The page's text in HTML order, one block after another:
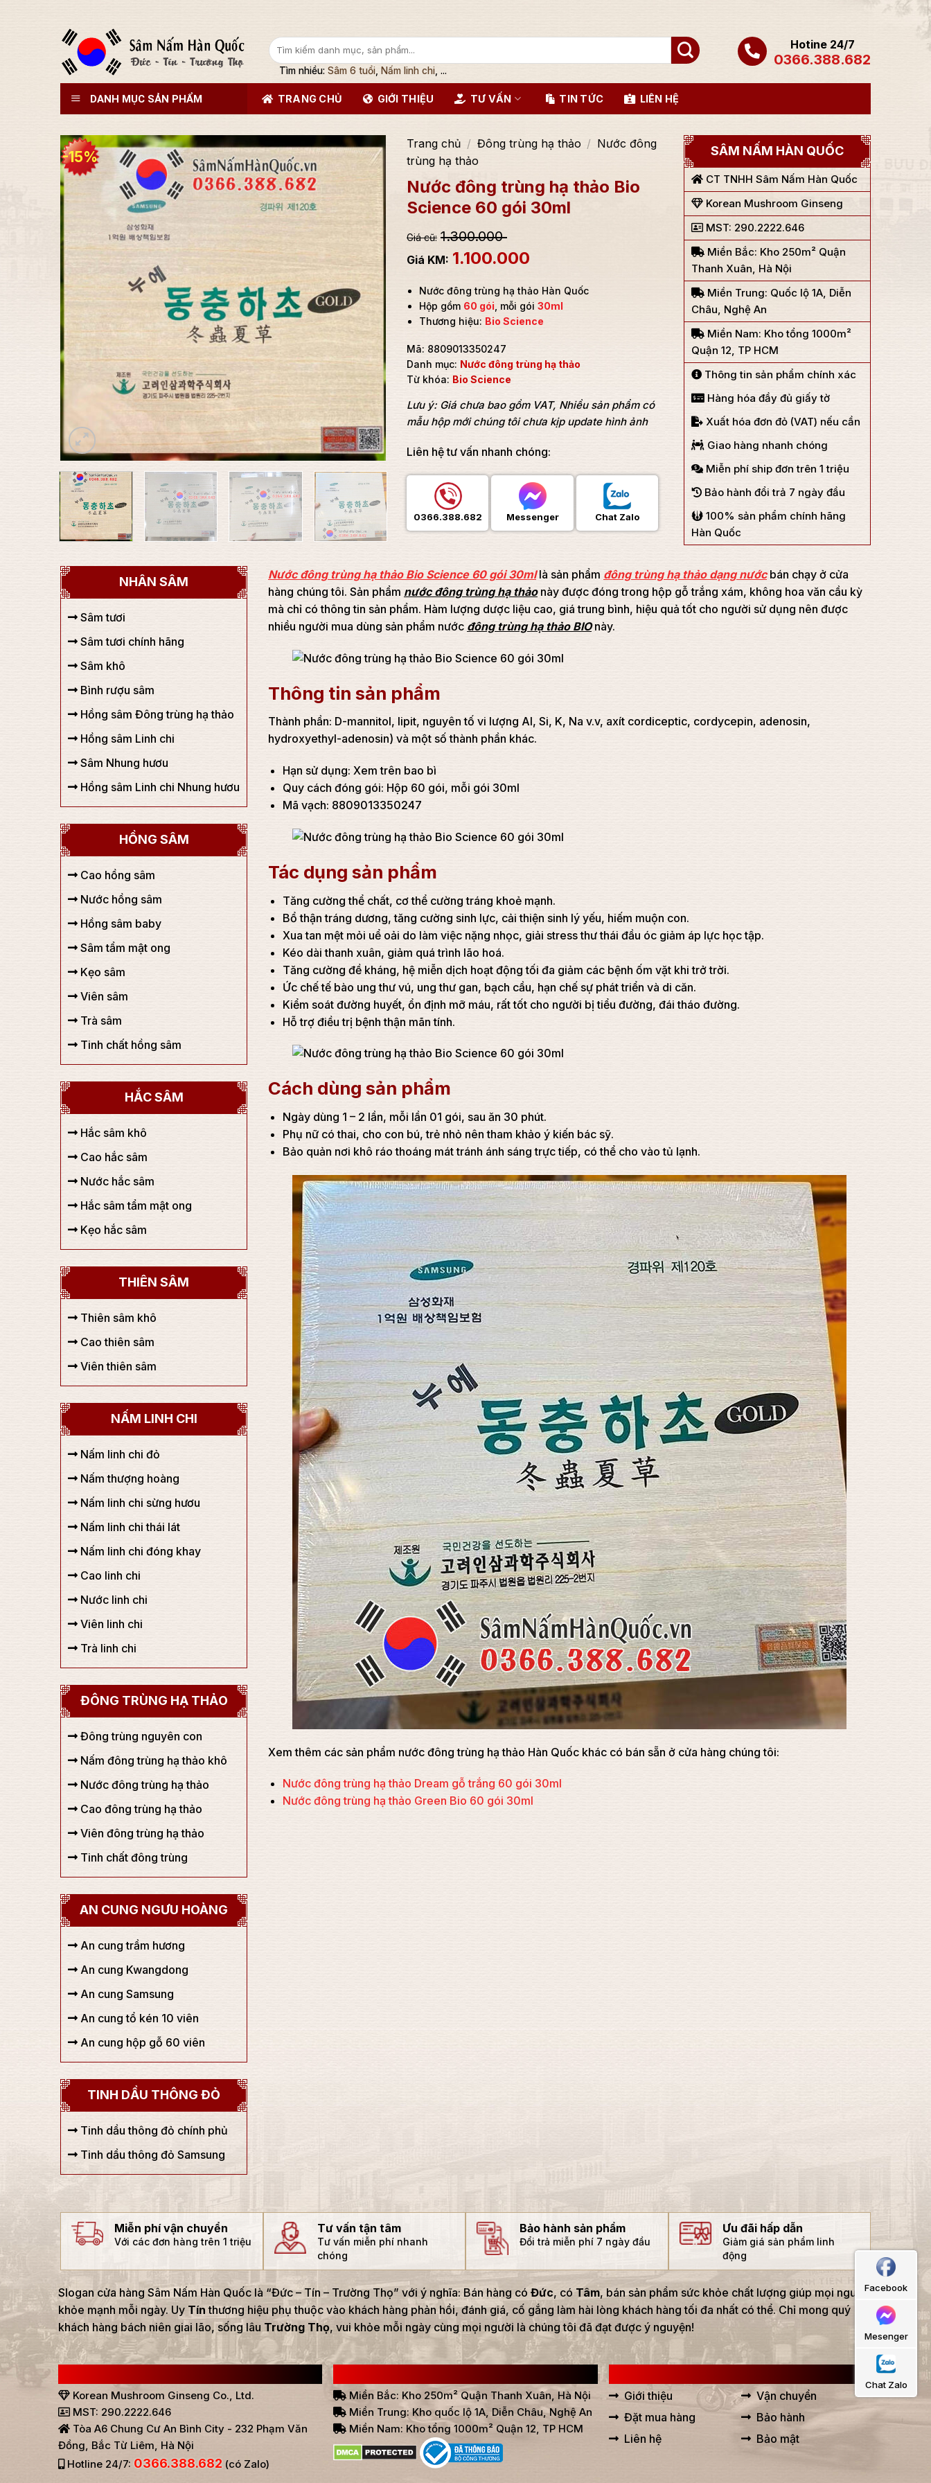
Tìm
kiếm:
Tìm nhiều: Sâm 6 tuổi Nấm linh chi , ...
Hotine 24/7
0366.388.682
DANH MỤC SẢN PHẨM TRANG CHỦ GIỚI THIỆU TƯ VẤN TIN TỨC LIÊN HỆ
-15%
Trang chủ / Đông trùng hạ thảo / Nước đông
trùng hạ thảo
Nước đông trùng hạ thảo Bio
Science 60 gói 30ml
1.300.000
1.100.000
Nước đông trùng hạ thảo Hàn Quốc
Hộp gồm 60 gói , mỗi gói30ml
Thương hiệu: Bio Science
Mã: 8809013350247
Danh mục: Nước đông trùng hạ thảo
Từ khóa: Bio Science
Lưu ý: Giá chưa bao gồm VAT, Nhiều sản phẩm có
mẫu hộp mới chúng tôi chưa kịp update hình ảnh
Liên hệ tư vấn nhanh chóng:
0366.388.682 Messenger Chat Zalo
SÂM NẤM HÀN QUỐC
CT TNHH Sâm Nấm Hàn Quốc
Korean Mushroom Ginseng
MST: 290.2222.646
Miền Bắc: Kho 250m² Quận
Thanh Xuân, Hà Nội
Miền Trung: Quốc lộ 1A, Diễn
Châu, Nghệ An
Miền Nam: Kho tổng 1000m²
Quận 12, TP HCM
Thông tin sản phẩm chính xác
Hàng hóa đầy đủ giấy tờ
Xuất hóa đơn đỏ (VAT) nếu cần
Giao hàng nhanh chóng
Miễn phí ship đơn trên 1 triệu
Bảo hành đổi trả 7 ngày đầu
100% sản phẩm chính hãng
Hàn Quốc
NHÂN SÂM
Sâm tươi
Sâm tươi chính hãng
Sâm khô
Bình rượu sâm
Hồng sâm Đông trùng hạ thảo
Hồng sâm Linh chi
Sâm Nhung hươu
Hồng sâm Linh chi Nhung hươu
HỒNG SÂM
Cao hồng sâm
Nước hồng sâm
Hồng sâm baby
Sâm tẩm mật ong
Kẹo sâm
Viên sâm
Trà sâm
Tinh chất hồng sâm
HẮC SÂM
Hắc sâm khô
Cao hắc sâm
Nước hắc sâm
Hắc sâm tẩm mật ong
Kẹo hắc sâm
THIÊN SÂM
Thiên sâm khô
Cao thiên sâm
Viên thiên sâm
NẤM LINH CHI
Nấm linh chi đỏ
Nấm thượng hoàng
Nấm linh chi sừng hươu
Nấm linh chi thái lát
Nấm linh chi đóng khay
Cao linh chi
Nước linh chi
Viên linh chi
Trà linh chi
ĐÔNG TRÙNG HẠ THẢO
Đông trùng nguyên con
Nấm đông trùng hạ thảo khô
Nước đông trùng hạ thảo
Cao đông trùng hạ thảo
Viên đông trùng hạ thảo
Tinh chất đông trùng
AN CUNG NGƯU HOÀNG
An cung trầm hương
An cung Kwangdong
An cung Samsung
An cung tổ kén 10 viên
An cung hộp gỗ 60 viên
TINH DẦU THÔNG ĐỎ
Tinh dầu thông đỏ chính phủ
Tinh dầu thông đỏ Samsung
Nước đông trùng hạ thảo Bio Science 60 gói 30mllà sản phẩm đông trùng hạ thảo dạng nướcbán chạy ở cửa
hàng chúng tôi. Sản phẩm nước đông trùng hạ thảonày được đóng trong hộp gỗ trắng xám, không hoa văn cầu kỳ
mà chỉ có thông tin sản phẩm. Hàm lượng dược liệu cao, giá trung bình, hiệu quả tốt cho người sử dụng nên được
nhiều người mua dùng sản phẩm nước đông trùng hạ thảo BIOnày.
Thông tin sản phẩm
Thành phần: D-mannitol, lipit, nguyên tố vi lượng Al, Si, K, Na v.v, axít cordiceptic, cordycepin, adenosin,
hydroxyethyl-adenosin) và một số thành phần khác.
Hạn sử dụng: Xem trên bao bì
Quy cách đóng gói: Hộp 60 gói, mỗi gói 30ml
Mã vạch: 8809013350247
Tác dụng sản phẩm
Tăng cường thể chất, cơ thể cường tráng khoẻ mạnh.
Bổ thận tráng dương, tăng cường sinh lực, cải thiện sinh lý yếu, hiếm muộn con.
Xua tan mệt mỏi uể oải do làm việc nặng nhọc, giải stress thư thái đầu óc giảm áp lực học tập.
Kéo dài thanh xuân, giảm quá trình lão hoá.
Tăng cường đề kháng, hệ miễn dịch hoạt động tối đa giảm các bệnh ốm vặt khi trở trời.
Ức chế tế bào ung thư vú, ung thư gan, bạch cầu, hạn chế sự phát triển và di căn.
Kiểm soát đường huyết, ổn định mỡ máu, rất tốt cho người bị tiểu đường, đái tháo đường.
Hỗ trợ điều trị bệnh thận mãn tính.
Cách dùng sản phẩm
Ngày dùng 1 – 2 lần, mỗi lần 01 gói, sau ăn 30 phút.
Phụ nữ có thai, cho con bú, trẻ nhỏ nên tham khảo ý kiến bác sỹ.
Bảo quản nơi khô ráo thoáng mát tránh ánh sáng trực tiếp, có thể cho vào tủ lạnh.
Xem thêm các sản phẩm nước đông trùng hạ thảo Hàn Quốc khác có bán sẵn ở cửa hàng chúng tôi:
Nước đông trùng hạ thảo Dream gỗ trắng 60 gói 30ml
Nước đông trùng hạ thảo Green Bio 60 gói 30ml
Miễn phí vận chuyển
Với các đơn hàng trên 1 triệu
Tư vấn tận tâm
Tư vấn miễn phí nhanh
chóng
Bảo hành sản phẩm
Đổi trả miễn phí 7 ngày đầu
Ưu đãi hấp dẫn
Giảm giá sản phẩm linh
động
Slogan cửa hàng Sâm Nấm Hàn Quốc là “Đức – Tín – Trường Thọ” với ý nghĩa: Bán hàng có Đức, cóTâm, bán sản phẩm sức khỏe chất lượng giúp mọi người
khỏe mạnh mỗi ngày. Uy Tín thương hiệu phụ thuộc vào khách hàng phản hồi, đánh giá, cố gắng làm hài lòng khách hàng tối đa nhất có thể. Chỉ mong quý
khách hàng bách niên giai lão, sống lâu Trường Thọ, vui khỏe mỗi ngày cùng mọi người là chúng tôi đã đạt được ý nguyện!
Korean Mushroom Ginseng Co., Ltd.
MST: 290.2222.646
Tòa A6 Chung Cư An Bình City - 232 Phạm Văn
Đồng, Bắc Từ Liêm, Hà Nội
Hotline 24/7: 0366.388.682 (có Zalo)
Miền Bắc: Kho 250m² Quận Thanh Xuân, Hà Nội
Miền Trung: Kho quốc lộ 1A, Diễn Châu, Nghệ An
Miền Nam: Kho tổng 1000m² Quận 12, TP HCM
Giới thiệu
Đặt mua hàng
Liên hệ
Vận chuyển
Bảo hành
Bảo mật
Facebook
Mesenger
Chat Zalo